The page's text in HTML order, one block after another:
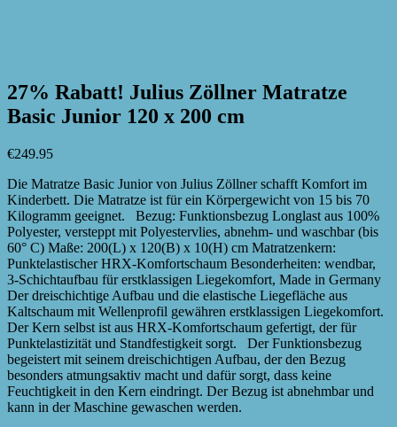
27% Rabatt! Julius Zöllner Matratze
Basic Junior 120 x 200 cm
€249.95
Die Matratze Basic Junior von Julius Zöllner schafft Komfort im
Kinderbett. Die Matratze ist für ein Körpergewicht von 15 bis 70
Kilogramm geeignet. Bezug: Funktionsbezug Longlast aus 100%
Polyester, versteppt mit Polyestervlies, abnehm- und waschbar (bis
60° C) Maße: 200(L) x 120(B) x 10(H) cm Matratzenkern:
Punktelastischer HRX-Komfortschaum Besonderheiten: wendbar,
3-Schichtaufbau für erstklassigen Liegekomfort, Made in Germany
Der dreischichtige Aufbau und die elastische Liegefläche aus
Kaltschaum mit Wellenprofil gewähren erstklassigen Liegekomfort.
Der Kern selbst ist aus HRX-Komfortschaum gefertigt, der für
Punktelastizität und Standfestigkeit sorgt. Der Funktionsbezug
begeistert mit seinem dreischichtigen Aufbau, der den Bezug
besonders atmungsaktiv macht und dafür sorgt, dass keine
Feuchtigkeit in den Kern eindringt. Der Bezug ist abnehmbar und
kann in der Maschine gewaschen werden.